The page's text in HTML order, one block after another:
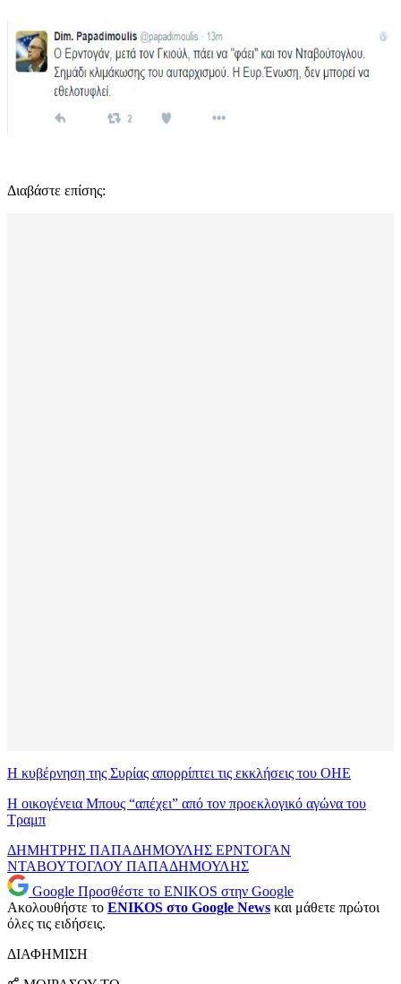
Διαβάστε επίσης:
Η κυβέρνηση της Συρίας απορρίπτει τις εκκλήσεις του ΟΗΕ
Η οικογένεια Μπους “απέχει” από τον προεκλογικό αγώνα του
Τραμπ
ΔΗΜΗΤΡΗΣ ΠΑΠΑΔΗΜΟΥΛΗΣ ΕΡΝΤΟΓΑΝ
ΝΤΑΒΟΥΤΟΓΛΟΥ ΠΑΠΑΔΗΜΟΥΛΗΣ
Google Προσθέστε το ENIKOS στην Google
Ακολουθήστε το ENIKOS στο Google News και μάθετε πρώτοι
όλες τις ειδήσεις.
ΔΙΑΦΗΜΙΣΗ